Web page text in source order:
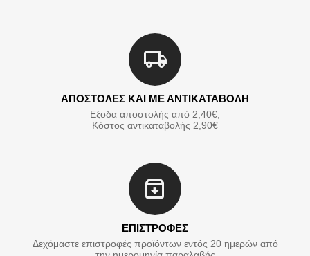
ΑΠΟΣΤΟΛΕΣ ΚΑΙ ΜΕ ΑΝΤΙΚΑΤΑΒΟΛΗ
Εξοδα αποστολής από 2,40€,
Κόστος αντικαταβολής 2,90€
ΕΠΙΣΤΡΟΦΕΣ
Δεχόμαστε επιστροφές προϊόντων εντός 20 ημερών από